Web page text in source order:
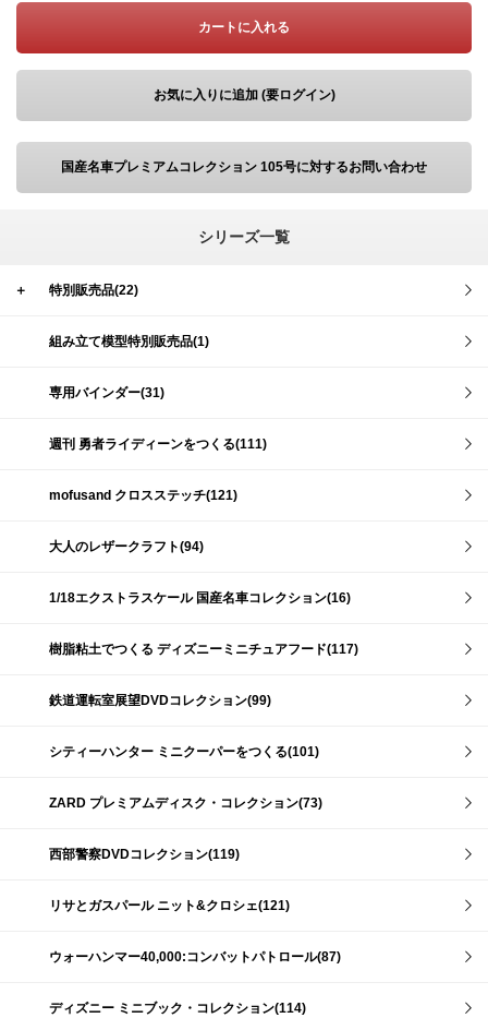
カートに入れる
お気に入りに追加 (要ログイン)
国産名車プレミアムコレクション 105号に対するお問い合わせ
シリーズ一覧
＋ 特別販売品(22)
組み立て模型特別販売品(1)
専用バインダー(31)
週刊 勇者ライディーンをつくる(111)
mofusand クロスステッチ(121)
大人のレザークラフト(94)
1/18エクストラスケール 国産名車コレクション(16)
樹脂粘土でつくる ディズニーミニチュアフード(117)
鉄道運転室展望DVDコレクション(99)
シティーハンター ミニクーパーをつくる(101)
ZARD プレミアムディスク・コレクション(73)
西部警察DVDコレクション(119)
リサとガスパール ニット&クロシェ(121)
ウォーハンマー40,000:コンバットパトロール(87)
ディズニー ミニブック・コレクション(114)